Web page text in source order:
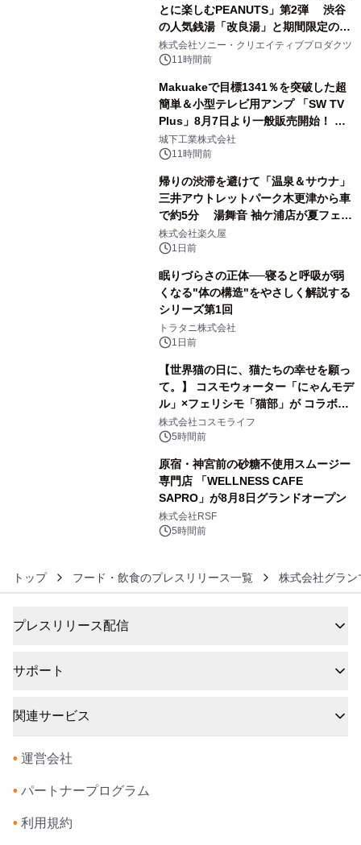
とに楽しむPEANUTS」第2弾 渋谷
の人気銭湯「改良湯」と期間限定のコ
ラボレーション サウナイキタイコラ
ボグッズも発売決定！
株式会社ソニー・クリエイティブプロダクツ
11時間前
Makuakeで目標1341％を突破した超
簡単＆小型テレビ用アンプ 「SW TV
Plus」8月7日より一般販売開始！ ケ
ーブル1本つなぐだけ、テレビの音が
ぐっと豊かに
城下工業株式会社
11時間前
帰りの渋滞を避けて「温泉＆サウナ」
三井アウトレットパーク木更津から車
で約5分 湯舞音 袖ケ浦店が夏フェア
メニューを提供
株式会社楽久屋
1日前
眠りづらさの正体──寝ると呼吸が弱
くなる"体の構造"をやさしく解説する
シリーズ第1回
トラタニ株式会社
1日前
【世界猫の日に、猫たちの幸せを願っ
て。】 コスモウォーター「にゃんモデ
ル」×フェリシモ「猫部」が コラボキ
ャンペーンを実施
株式会社コスモライフ
5時間前
原宿・神宮前の砂糖不使用スムージー
専門店 「WELLNESS CAFE
SAPRO」が8月8日グランドオープン
株式会社RSF
5時間前
トップ フード・飲食のプレスリリース一覧 株式会社グラン
プレスリリース配信
サポート
関連サービス
• 運営会社
• パートナープログラム
• 利用規約